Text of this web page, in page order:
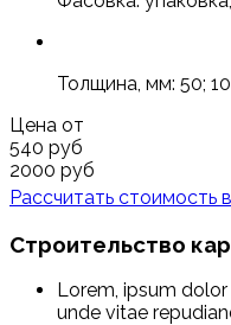
Толщина, мм: 50;
Цена от
540 руб
2000 руб
Рассчитать стоимость
Строительство
Lorem, ipsum
unde vitae